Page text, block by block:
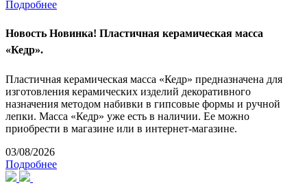
Подробнее
Новость Новинка! Пластичная керамическая масса
«Кедр».
Пластичная керамическая масса «Кедр» предназначена для
изготовления керамических изделий декоративного
назначения методом набивки в гипсовые формы и ручной
лепки. Масса «Кедр» уже есть в наличии. Ее можно
приобрести в магазине или в интернет-магазине.
03/08/2026
Подробнее